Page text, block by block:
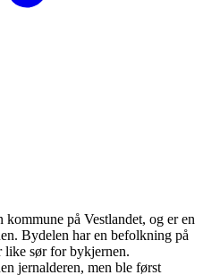
på Vestlandet, og er en
Bydelen har en befolkning på
like sør for bykjernen.
jernalderen, men ble først